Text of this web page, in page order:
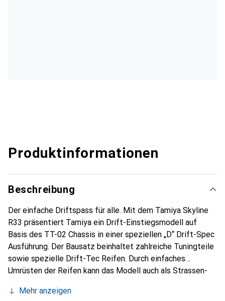
Produktinformationen
Beschreibung
Der einfache Driftspass für alle. Mit dem Tamiya Skyline
R33 präsentiert Tamiya ein Drift-Einstiegsmodell auf
Basis des TT-02 Chassis in einer speziellen „D“ Drift-Spec
Ausführung. Der Bausatz beinhaltet zahlreiche Tuningteile
sowie spezielle Drift-Tec Reifen. Durch einfaches
Umrüsten der Reifen kann das Modell auch als Strassen-
Generation der erfolgreichen Skyline GT-R Serie. Der
Mehr anzeigen